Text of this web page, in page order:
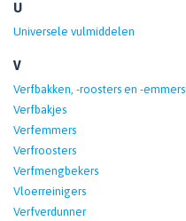
U
Universele vulmiddelen
V
Verfbakken, -roosters en -emmers
Verfbakjes
Verfemmers
Verfroosters
Verfmengbekers
Vloerreinigers
Verfverdunner